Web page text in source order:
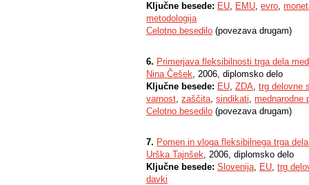
Ključne besede: EU, EMU, evro,
metodologija
Celotno besedilo (povezava drugam)
6. Primerjava fleksibilnosti trga dela
Nina Češek, 2006, diplomsko delo
Ključne besede: EU, ZDA, trg delovne
varnost, zaščita, sindikati, mednarodne
Celotno besedilo (povezava drugam)
7. Pomen in vloga fleksibilnega trga
Urška Tajnšek, 2006, diplomsko delo
Ključne besede: Slovenija, EU, trg
davki